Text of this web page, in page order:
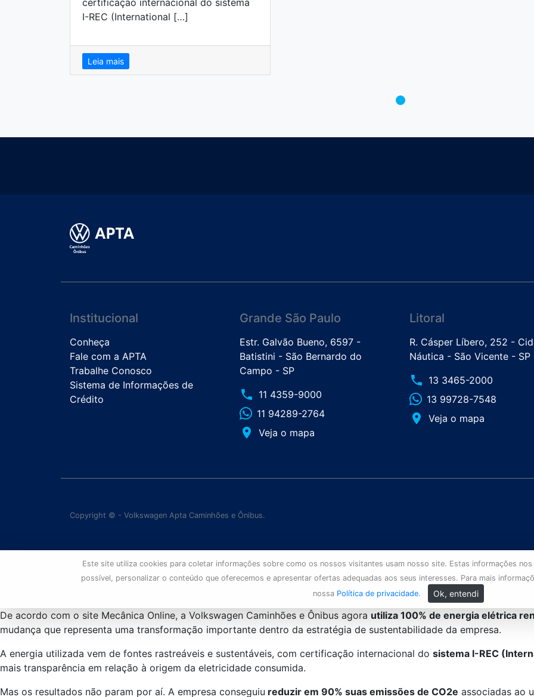
I-REC (International […]
Leia mais
Institucional
Conheça
Fale com a APTA
Trabalhe Conosco
Sistema de Informações de
Crédito
Grande São Paulo
Estr. Galvão Bueno, 6597 -
Batistini - São Bernardo do
Campo - SP
phone 11 4359-9000
11 94289-2764
place Veja o mapa
Litoral
R. Cásper Líbero, 252 -
Náutica - São Vicente - SP
phone 13 3465-2000
13 99728-7548
place Veja o mapa
Copyright © - Volkswagen Apta Caminhões e Ônibus.
Este site utiliza cookies para coletar informações sobre como os nossos visitantes usam nosso site. Estas informações
possível, personalizar o conteúdo que oferecemos e apresentar ofertas adequadas aos seus interesses. Para mais
nossa Política de privacidade. Ok, entendi
De acordo com o site Mecânica Online, a Volkswagen Caminhões e Ônibus agora utiliza 100% de energia elétrica
mudança que representa uma transformação importante dentro da estratégia de sustentabilidade da empresa.
A energia utilizada vem de fontes rastreáveis e sustentáveis, com certificação internacional do sistema I-REC
mais transparência em relação à origem da eletricidade consumida.
Mas os resultados não param por aí. A empresa conseguiu reduzir em 90% suas emissões de CO2e associadas ao